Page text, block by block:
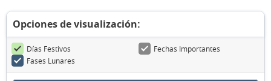
Opciones de visualización:
Días Festivos
Fechas Importantes
Fases Lunares